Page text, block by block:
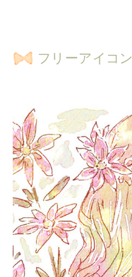
フリーアイコン